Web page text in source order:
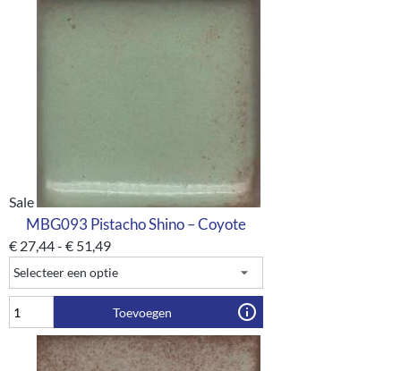
Sale
MBG093 Pistacho Shino – Coyote
€ 27,44- € 51,49
Toevoegen